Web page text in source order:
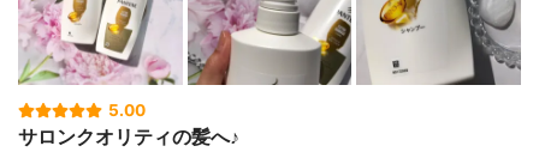
5.00
サロンクオリティの髪へ♪